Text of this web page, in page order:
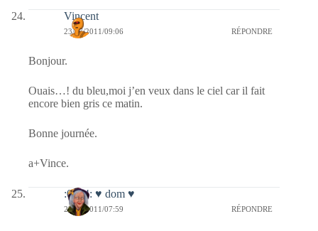
Vincent
23/07/2011/09:06 RÉPONDRE
Bonjour.
Ouais…! du bleu,moi j’en veux dans le ciel car il fait
encore bien gris ce matin.
Bonne journée.
a+Vince.
:0014: ♥ dom ♥
23/07/2011/07:59 RÉPONDRE